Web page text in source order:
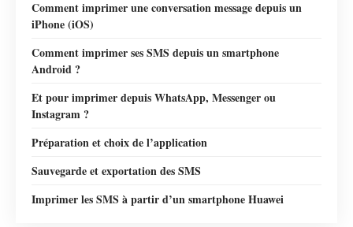
Comment imprimer une conversation message depuis un
iPhone (iOS)
Comment imprimer ses SMS depuis un smartphone
Android ?
Et pour imprimer depuis WhatsApp, Messenger ou
Instagram ?
Préparation et choix de l’application
Sauvegarde et exportation des SMS
Imprimer les SMS à partir d’un smartphone Huawei